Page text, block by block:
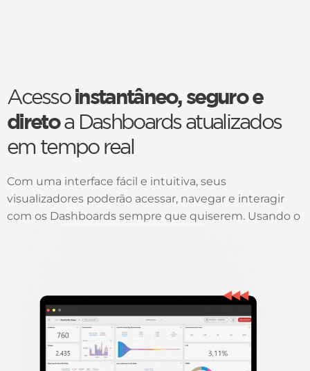
Acessoinstantâneo, seguro e
diretoa Dashboards atualizados
em tempo real
Com uma interface fácil e intuitiva, seus
visualizadores poderão acessar, navegar e interagir
com os Dashboards sempre que quiserem. Usando o